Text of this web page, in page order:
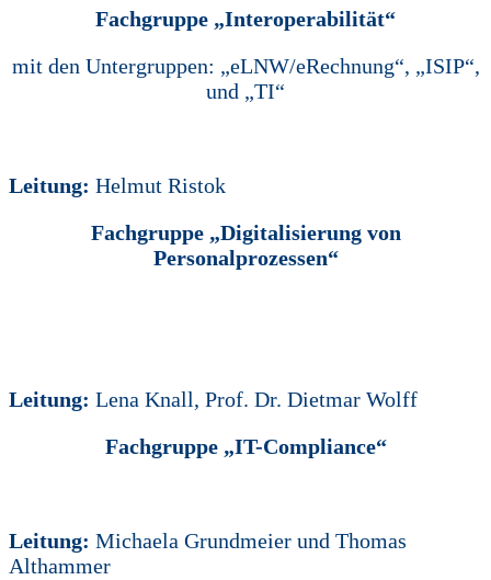
Fachgruppe „Interoperabilität“
mit den Untergruppen: „eLNW/eRechnung“, „ISIP“,
und „TI“
Leitung: Helmut Ristok
Fachgruppe „Digitalisierung von
Personalprozessen“
Leitung: Lena Knall, Prof. Dr. Dietmar Wolff
Fachgruppe „IT-Compliance“
Leitung: Michaela Grundmeier und Thomas
Althammer